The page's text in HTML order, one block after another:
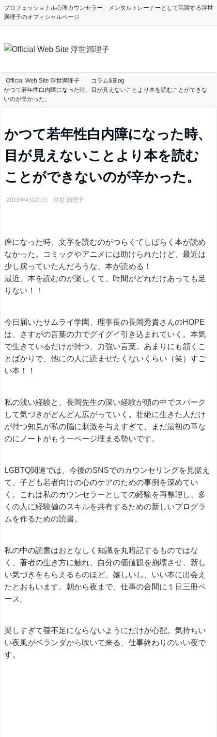
プロフェッショナル心理カウンセラー、メンタルトレーナーとして活躍する浮世
満理子のオフィシャルページ
Official Web Site 浮世満理子
コラム&Blog
かつて若年性白内障になった時、目が見えないことより本を読むことができな
いのが辛かった。
かつて若年性白内障になった時、
目が見えないことより本を読む
ことができないのが辛かった。
2018年4月21日 浮世 満理子
癌になった時、文字を読むのがつらくてしばらく本が読め
なかった。コミックやアニメには助けられたけど、最近は
少し戻っていたんだろうな、本が読める！
最近、本を読むのが楽しくて、時間がどれだけあっても足
りない！！
今日届いたサムライ学園、理事長の長岡秀貴さんのHOPE
は、さすがの言葉の力でグイグイ引き込まれていく。本気
で生きているだけが持つ、力強い言葉。あまりにも頷くこ
とばかりで、他にの人に読ませたくないくらい（笑）すご
い本！！
私の浅い経験と、長岡先生の深い経験が頭の中でスパーク
して気づきがどんどん広がっていく。壮絶に生きた人だけ
が持つ知見が私の脳に刺激を与えすぎて、まだ最初の章な
のにノートがもう一ページ埋まる勢いです。
LGBTQ関連では、今後のSNSでのカウンセリングを見据え
て、子ども若者向けの心のケアのための事例を深めてい
く。これは私のカウンセラーとしての経験を再整理し、多
くの人に経験値のスキルを共有するための新しいプログラ
ムを作るための読書。
私の中の読書はおとなしく知識を丸暗記するものではな
く、著者の生き方に触れ、自分の価値観を崩壊させ、新し
い気づきをもらえるものほど、嬉しいし、いい本に出会え
たとおもいます。朝から夜まで、仕事の合間に１日三冊ペ
ース。
楽しすぎて寝不足にならないようにだけが心配。気持ちい
い夜風がベランダから吹いて来る、仕事終わりのいい夜で
す。